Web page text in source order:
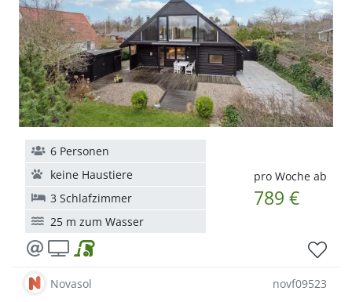
pro Woche ab
789 €
6 Personen
keine Haustiere
3 Schlafzimmer
25 m zum Wasser
Novasol novf09523